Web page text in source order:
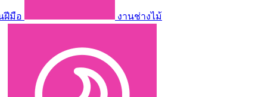
ฝีมือ งานช่างไม้